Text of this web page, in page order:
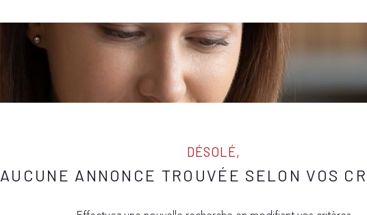
DÉSOLÉ,
AUCUNE ANNONCE TROUVÉE SELON VOS